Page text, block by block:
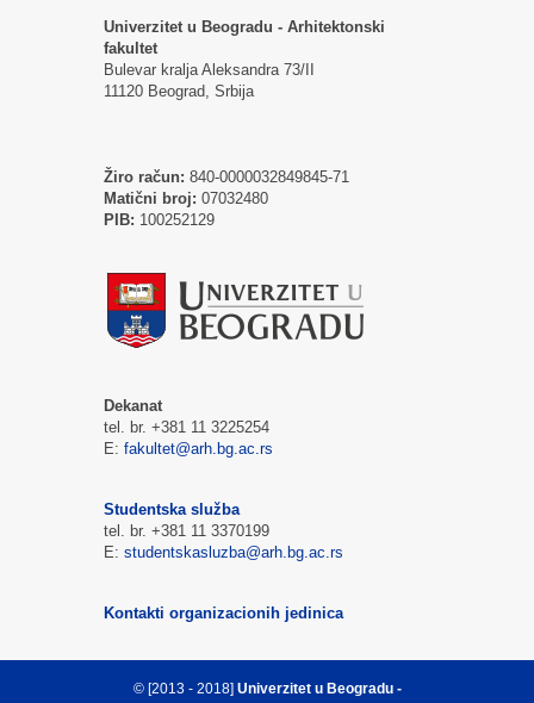
Univerzitet u Beogradu - Arhitektonski
fakultet
Bulevar kralja Aleksandra 73/II
11120 Beograd, Srbija
Žiro račun: 840-0000032849845-71
Matični broj: 07032480
PIB: 100252129
Dekanat
tel. br. +381 11 3225254
E: fakultet@arh.bg.ac.rs
Studentska služba
tel. br. +381 11 3370199
E: studentskasluzba@arh.bg.ac.rs
Kontakti organizacionih jedinica
© [2013 - 2018] Univerzitet u Beogradu -